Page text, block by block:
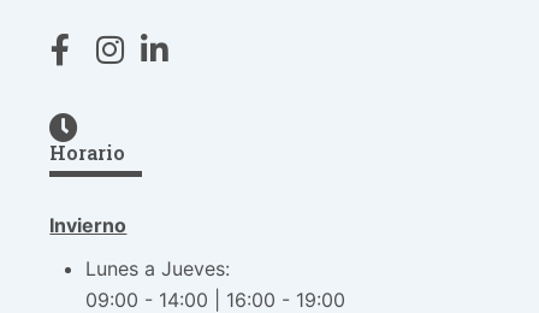
Horario
Invierno
Lunes a Jueves:
09:00 - 14:00 | 16:00 - 19:00